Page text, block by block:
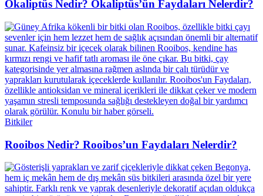
Okaliptüs Nedir? Okaliptüs’ün Faydaları Nelerdir?
Bitkiler
Rooibos Nedir? Rooibos’un Faydaları Nelerdir?